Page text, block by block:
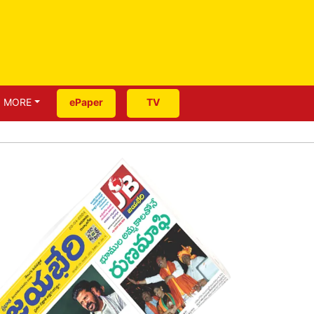
MORE ePaper TV